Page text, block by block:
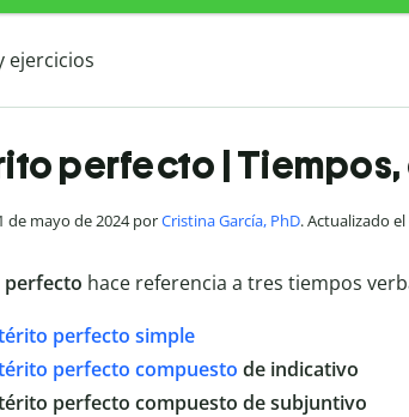
ejercicios
perfecto |
de mayo de 2024 porCristina García, PhD. Actualizado
hace referencia a tres tiempos
perfecto simple
perfecto compuesto de indicativo
perfecto compuesto de subjuntivo